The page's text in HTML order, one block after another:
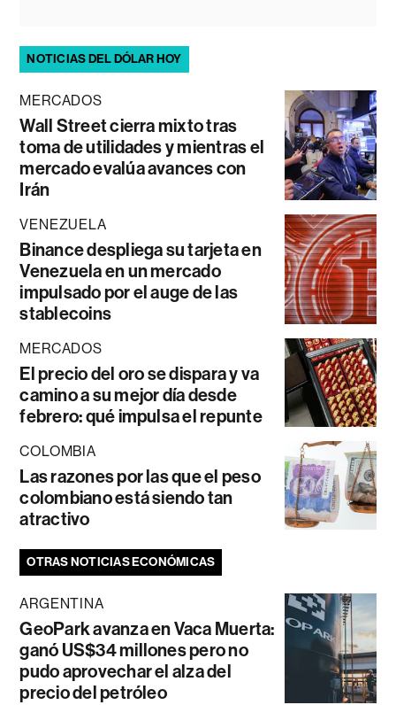
NOTICIAS DEL DÓLAR HOY
MERCADOS
Wall Street cierra mixto tras
toma de utilidades y mientras el
mercado evalúa avances con
Irán
VENEZUELA
Binance despliega su tarjeta en
Venezuela en un mercado
impulsado por el auge de las
stablecoins
MERCADOS
El precio del oro se dispara y va
camino a su mejor día desde
febrero: qué impulsa el repunte
COLOMBIA
Las razones por las que el peso
colombiano está siendo tan
atractivo
OTRAS NOTICIAS ECONÓMICAS
ARGENTINA
GeoPark avanza en Vaca Muerta:
ganó US$34 millones pero no
pudo aprovechar el alza del
precio del petróleo